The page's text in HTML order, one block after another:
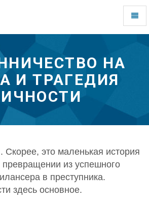
НА
И ТРАГЕДИЯ
Скорее, это маленькая история
превращении из успешного
в преступника.
здесь основное.